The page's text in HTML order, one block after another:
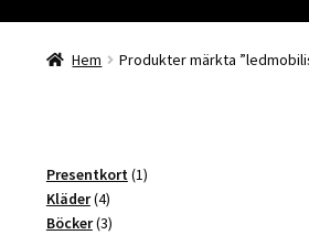
Hem Produkter märkta
Presentkort 11
Kläder 44
produkter
Böcker 33